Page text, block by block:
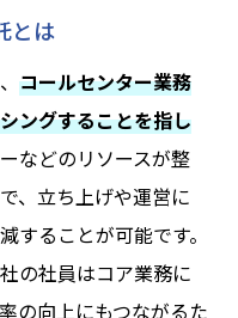
とは
コールセンター業務
ングすることを指し
などのリソースが整
、立ち上げや運営に
することが可能です。
の社員はコア業務に
の向上にもつながるた